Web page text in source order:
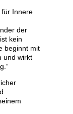
für Innere
der
kein
beginnt mit
und wirkt